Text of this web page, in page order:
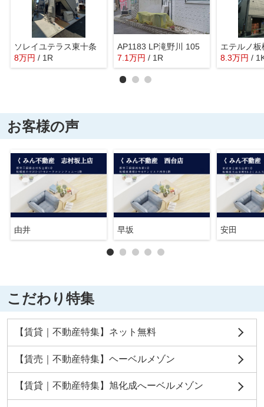
ソレイユテラス東十条
8万円 / 1R
AP1183 LP滝野川 105
7.1万円 / 1R
エテルノ板
8.3万円 /
お客様の声
由井 早坂 安田
こだわり特集
【賃貸｜不動産特集】ネット無料
【賃売｜不動産特集】ヘーベルメゾン
【賃貸｜不動産特集】旭化成へーベルメゾン